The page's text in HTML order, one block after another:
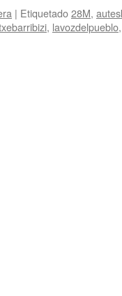
| Etiquetado28M,
, lavozdelpueblo